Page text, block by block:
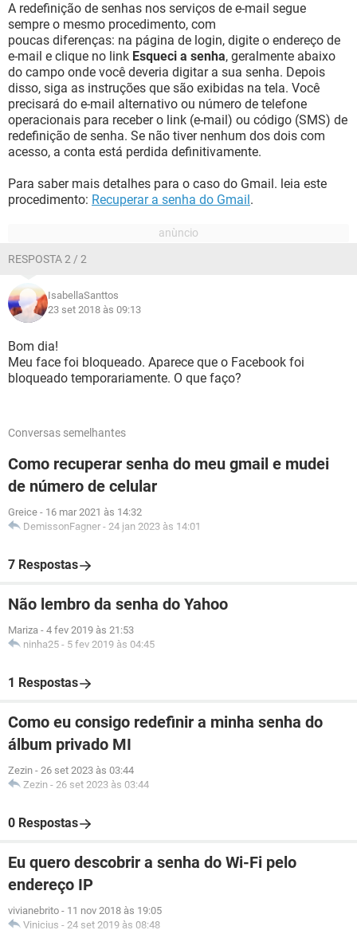
A redefinição de senhas nos serviços de e-mail segue
sempre o mesmo procedimento, com
poucas diferenças: na página de login, digite o endereço de
e-mail e clique no link Esqueci a senha, geralmente abaixo
do campo onde você deveria digitar a sua senha. Depois
disso, siga as instruções que são exibidas na tela. Você
precisará do e-mail alternativo ou número de telefone
operacionais para receber o link (e-mail) ou código (SMS) de
redefinição de senha. Se não tiver nenhum dos dois com
acesso, a conta está perdida definitivamente.
Para saber mais detalhes para o caso do Gmail. leia este
procedimento: Recuperar a senha do Gmail.
RESPOSTA 2 / 2
IsabellaSanttos
23 set 2018 às 09:13
Bom dia!
Meu face foi bloqueado. Aparece que o Facebook foi
bloqueado temporariamente. O que faço?
Conversas semelhantes
Como recuperar senha do meu gmail e mudei
de número de celular
Greice - 16 mar 2021 às 14:32
DemissonFagner - 24 jan 2023 às 14:01
7 Respostas
Não lembro da senha do Yahoo
Mariza - 4 fev 2019 às 21:53
ninha25 - 5 fev 2019 às 04:45
1 Respostas
Como eu consigo redefinir a minha senha do
álbum privado MI
Zezin - 26 set 2023 às 03:44
Zezin - 26 set 2023 às 03:44
0 Respostas
Eu quero descobrir a senha do Wi-Fi pelo
endereço IP
vivianebrito - 11 nov 2018 às 19:05
Vinicius - 24 set 2019 às 08:48